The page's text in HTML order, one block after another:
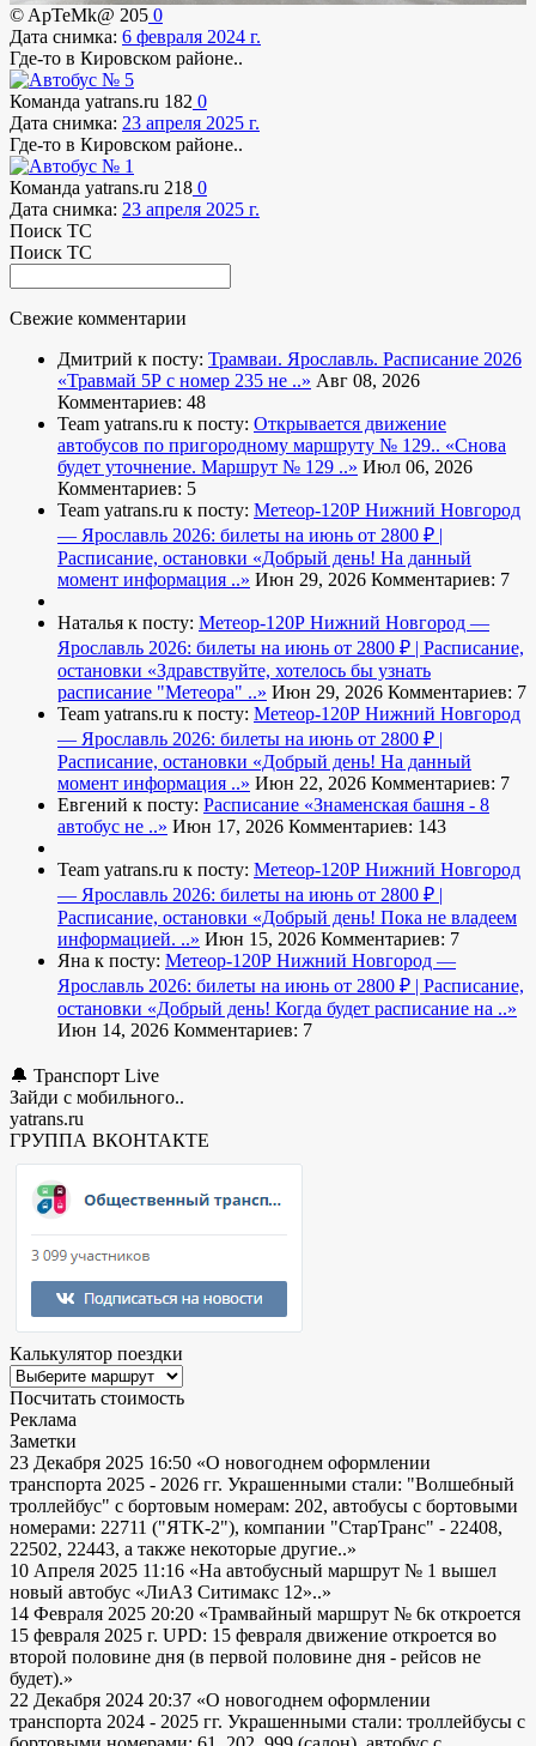
© ApTeMk@ 205 0
Дата снимка: 6 февраля 2024 г.
Где-то в Кировском районе..
Команда yatrans.ru 182 0
Дата снимка: 23 апреля 2025 г.
Где-то в Кировском районе..
Команда yatrans.ru 218 0
Дата снимка: 23 апреля 2025 г.
Поиск ТС
Поиск ТС
Свежие комментарии
Дмитрий к посту: Трамваи. Ярославль. Расписание 2026
«Травмай 5Р с номер 235 не ..» Авг 08, 2026
Комментариев: 48
Team yatrans.ru к посту: Открывается движение
автобусов по пригородному маршруту № 129.. «Снова
будет уточнение. Маршрут № 129 ..» Июл 06, 2026
Комментариев: 5
Team yatrans.ru к посту: Метеор-120Р Нижний Новгород
— Ярославль 2026: билеты на июнь от 2800 ₽ |
Расписание, остановки «Добрый день! На данный
момент информация ..» Июн 29, 2026 Комментариев: 7
Наталья к посту: Метеор-120Р Нижний Новгород —
Ярославль 2026: билеты на июнь от 2800 ₽ | Расписание,
остановки «Здравствуйте, хотелось бы узнать
расписание "Метеора" ..» Июн 29, 2026 Комментариев: 7
Team yatrans.ru к посту: Метеор-120Р Нижний Новгород
— Ярославль 2026: билеты на июнь от 2800 ₽ |
Расписание, остановки «Добрый день! На данный
момент информация ..» Июн 22, 2026 Комментариев: 7
Евгений к посту: Расписание «Знаменская башня - 8
автобус не ..» Июн 17, 2026 Комментариев: 143
Team yatrans.ru к посту: Метеор-120Р Нижний Новгород
— Ярославль 2026: билеты на июнь от 2800 ₽ |
Расписание, остановки «Добрый день! Пока не владеем
информацией. ..» Июн 15, 2026 Комментариев: 7
Яна к посту: Метеор-120Р Нижний Новгород —
Ярославль 2026: билеты на июнь от 2800 ₽ | Расписание,
остановки «Добрый день! Когда будет расписание на ..»
Июн 14, 2026 Комментариев: 7
🔔 Транспорт Live
Зайди с мобильного..
yatrans.ru
ГРУППА ВКОНТАКТЕ
Калькулятор поездки
Посчитать стоимость
Реклама
Заметки
23 Декабря 2025 16:50 «О новогоднем оформлении
транспорта 2025 - 2026 гг. Украшенными стали: "Волшебный
троллейбус" с бортовым номерам: 202, автобусы с бортовыми
номерами: 22711 ("ЯТК-2"), компании "СтарТранс" - 22408,
22502, 22443, а также некоторые другие..»
10 Апреля 2025 11:16 «На автобусный маршрут № 1 вышел
новый автобус «ЛиАЗ Ситимакс 12»..»
14 Февраля 2025 20:20 «Трамвайный маршрут № 6к откроется
15 февраля 2025 г. UPD: 15 февраля движение откроется во
второй половине дня (в первой половине дня - рейсов не
будет).»
22 Декабря 2024 20:37 «О новогоднем оформлении
транспорта 2024 - 2025 гг. Украшенными стали: троллейбусы с